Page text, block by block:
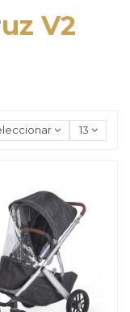
V2
13